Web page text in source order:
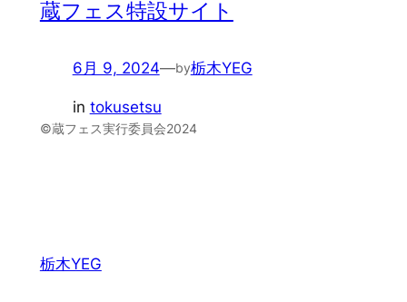
蔵フェス特設サイト
6月 9, 2024—by栃木YEG
in tokusetsu
©蔵フェス実行委員会2024
栃木YEG